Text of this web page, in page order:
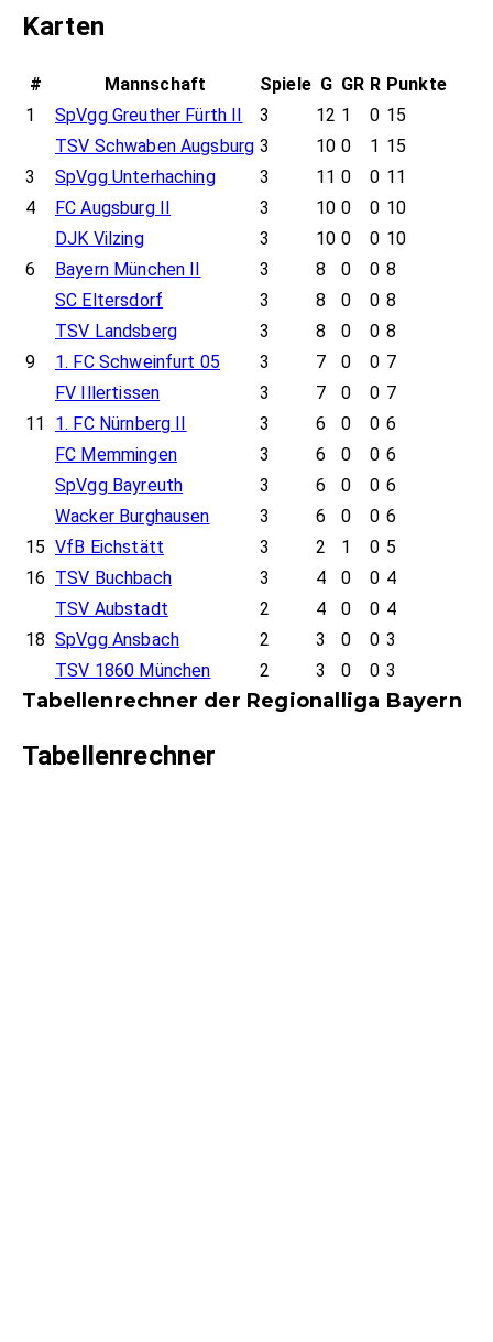
Karten
# Mannschaft Spiele G GR R Punkte
1
SpVgg Greuther Fürth II 3 12 1 0 15
TSV Schwaben Augsburg 3 10 0 1 15
3
SpVgg Unterhaching 3 11 0 0 11
4
FC Augsburg II 3 10 0 0 10
DJK Vilzing
3 10 0 0 10
6
Bayern München II 3 8 0 0 8
SC Eltersdorf
3 8 0 0 8
TSV Landsberg
3 8 0 0 8
9
1. FC Schweinfurt 05 3 7 0 0 7
FV Illertissen
3 7 0 0 7
11
1. FC Nürnberg II 3 6 0 0 6
FC Memmingen
3 6 0 0 6
SpVgg Bayreuth
3 6 0 0 6
Wacker Burghausen
3 6 0 0 6
15 VfB Eichstätt 3 2 1 0 5
16 TSV Buchbach 3 4 0 0 4
TSV Aubstadt
2 4 0 0 4
18 SpVgg Ansbach 2 3 0 0 3
TSV 1860 München
2 3 0 0 3
Tabellenrechner der Regionalliga Bayern
Tabellenrechner